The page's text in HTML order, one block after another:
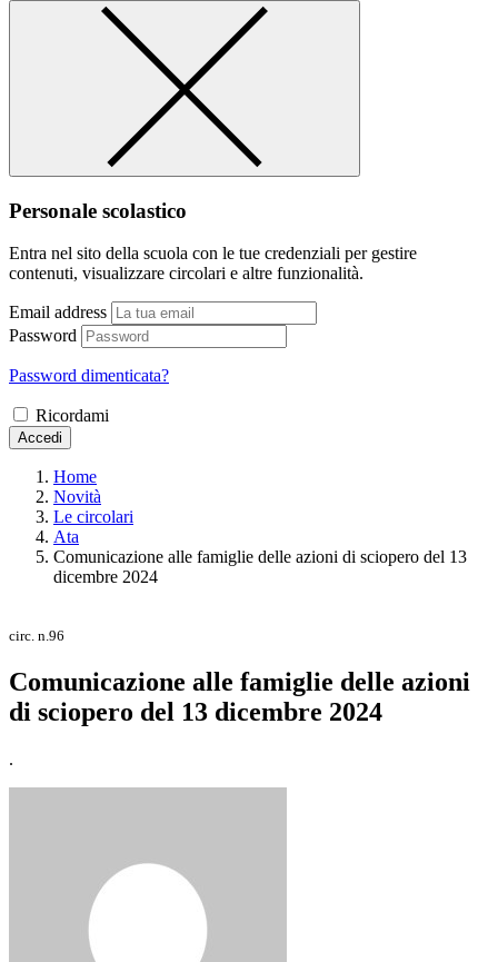
Personale scolastico
Entra nel sito della scuola con le tue credenziali per gestire
contenuti, visualizzare circolari e altre funzionalità.
Email address
Password
Password dimenticata?
Ricordami
Accedi
Home
Novità
Le circolari
Ata
Comunicazione alle famiglie delle azioni di sciopero del 13
dicembre 2024
circ. n.96
Comunicazione alle famiglie delle azioni
di sciopero del 13 dicembre 2024
.